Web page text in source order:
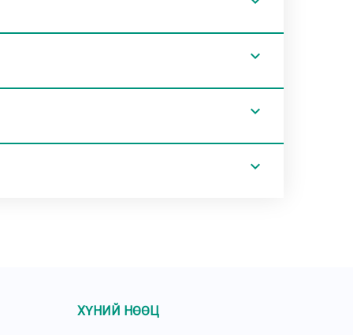
expand_less
expand_less
expand_less
ХҮНИЙ НӨӨЦ